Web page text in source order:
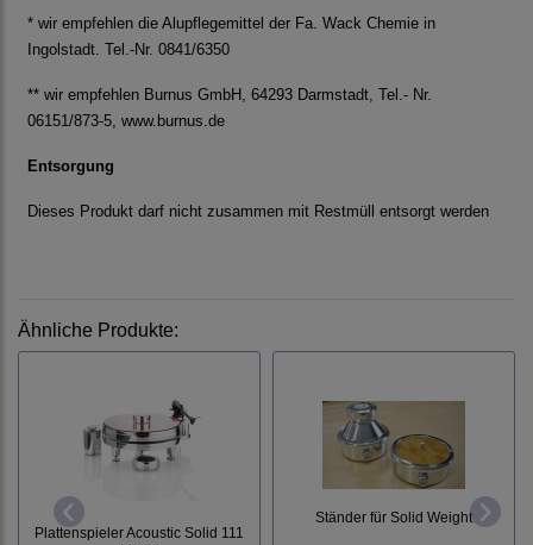
* wir empfehlen die Alupflegemittel der Fa. Wack Chemie in
Ingolstadt. Tel.-Nr. 0841/6350
** wir empfehlen Burnus GmbH, 64293 Darmstadt, Tel.- Nr.
06151/873-5, www.burnus.de
Entsorgung
Dieses Produkt darf nicht zusammen mit Restmüll entsorgt werden
Ähnliche Produkte:
Plattenspieler Acoustic Solid 111
Ständer für Solid Weight